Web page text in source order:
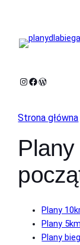
Instagram
Facebook
WordPress
Strona główna
Plany
Plany 5km
Plany